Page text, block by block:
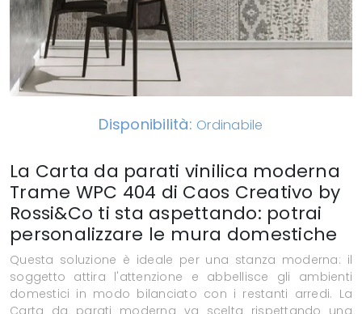
Disponibilità: Ordinabile
La Carta da parati vinilica moderna
Trame WPC 404 di Caos Creativo by
Rossi&Co ti sta aspettando: potrai
personalizzare le mura domestiche
Questa soluzione è ideale per una stanza moderna: il
soggetto attira l'attenzione e abbellisce gli ambienti
domestici in modo bilanciato con i restanti arredi. La